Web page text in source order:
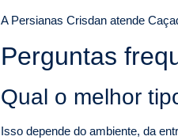
A Persianas Crisdan atende
Perguntas
Qual o melhor
Isso depende do ambiente, da